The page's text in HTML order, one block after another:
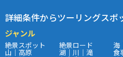
詳細条件からツーリングスポ
ジャンル
絶景スポット 絶景ロード 海
山｜高原 湖｜川｜滝 食